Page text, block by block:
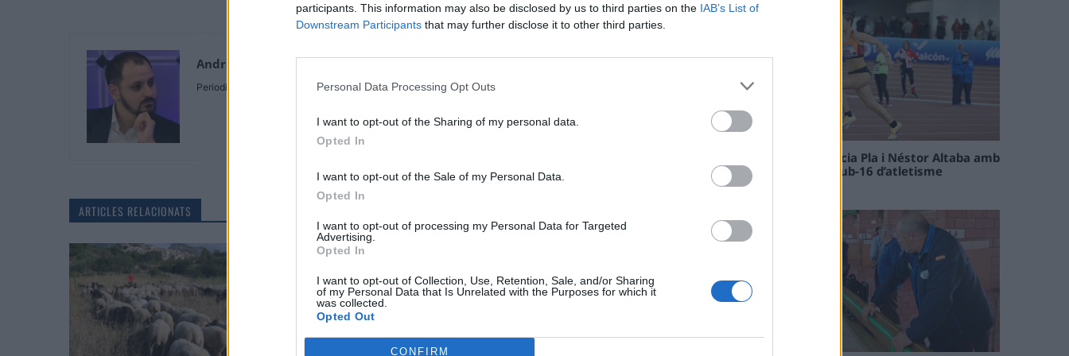
participants. This information may also be disclosed by us to third parties on the IAB’s List of
Downstream Participants that may further disclose it to other third parties.
Personal Data Processing Opt Outs
I want to opt-out of the Sharing of my personal data.
Opted In
I want to opt-out of the Sale of my Personal Data.
Opted In
I want to opt-out of processing my Personal Data for Targeted
Advertising.
Opted In
I want to opt-out of Collection, Use, Retention, Sale, and/or Sharing
of my Personal Data that Is Unrelated with the Purposes for which it
was collected.
Opted Out
CONFIRM
Andreu Prunera
Periodista
ARTICLES RELACIONATS
Paula Sintorres, Patrícia Pla i Néstor Altaba amb
la selecció catalana sub-16 d’atletisme
08 maig 2026